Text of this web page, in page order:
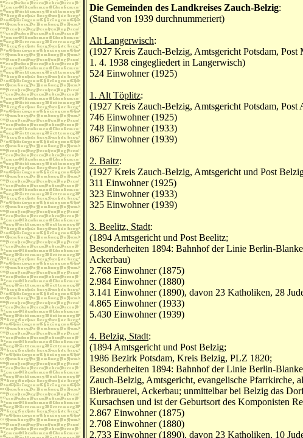
Die Gemeinden des Landkreises Zauch-Belzig:
(Stand von 1939 durchnummeriert)
Alt Langerwisch:
(1927 Kreis Zauch-Belzig, Amtsgericht Potsdam, Post
1. 4. 1938 eingegliedert in Langerwisch)
524 Einwohner (1925)
1. Alt Töplitz:
(1927 Kreis Zauch-Belzig, Amtsgericht Potsdam,
746 Einwohner (1925)
748 Einwohner (1933)
867 Einwohner (1939)
2. Baitz:
(1927 Kreis Zauch-Belzig, Amtsgericht und Post
311 Einwohner (1925)
323 Einwohner (1933)
325 Einwohner (1939)
3. Beelitz, Stadt:
(1894 Amtsgericht und Post Beelitz;
Besonderheiten 1894: Bahnhof der Linie Berlin-
Ackerbau)
2.768 Einwohner (1875)
2.984 Einwohner (1880)
3.141 Einwohner (1890), davon 23 Katholiken, 28
4.865 Einwohner (1933)
5.430 Einwohner (1939)
4. Belzig, Stadt:
(1894 Amtsgericht und Post Belzig;
1986 Bezirk Potsdam, Kreis Belzig, PLZ 1820;
Besonderheiten 1894: Bahnhof der Linie Berlin-
Zauch-Belzig, Amtsgericht, evangelische Pfarrkirche,
Bierbrauerei, Ackerbau; unmittelbar bei Belzig das
Kursachsen und ist der Geburtsort des Komponisten
2.867 Einwohner (1875)
2.708 Einwohner (1880)
2.733 Einwohner (1890), davon 23 Katholiken, 10